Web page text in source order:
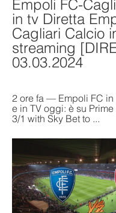
Empoli FC-
in tv Diretta
Cagliari Calcio
streaming
03.03.2024
2 ore fa — Empoli FC in
e in TV oggi: è su
3/1 with Sky Bet to ...